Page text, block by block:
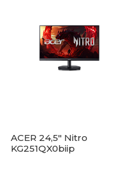
ACER 24,5" Nitro
KG251QX0biip